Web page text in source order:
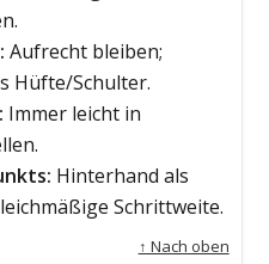
Aufrecht bleiben;
Hüfte/Schulter.
Immer leicht in
Hinterhand als
Schrittweite.
↑ Nach oben